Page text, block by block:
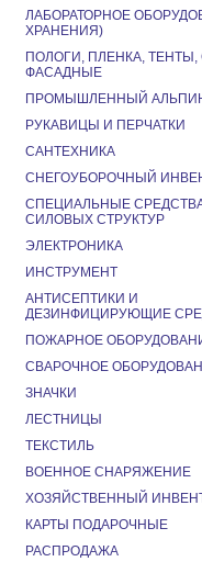
ЛАБОРАТОРНОЕ
ХРАНЕНИЯ)
ПОЛОГИ, ПЛЕНКА, ТЕНТЫ,
ФАСАДНЫЕ
ПРОМЫШЛЕННЫЙ
РУКАВИЦЫ И ПЕРЧАТКИ
САНТЕХНИКА
СНЕГОУБОРОЧНЫЙ
СПЕЦИАЛЬНЫЕ
СИЛОВЫХ СТРУКТУР
ЭЛЕКТРОНИКА
ИНСТРУМЕНТ
АНТИСЕПТИКИ И
ДЕЗИНФИЦИРУЮЩИЕ
ПОЖАРНОЕ
СВАРОЧНОЕ
ЗНАЧКИ
ЛЕСТНИЦЫ
ТЕКСТИЛЬ
ВОЕННОЕ СНАРЯЖЕНИЕ
ХОЗЯЙСТВЕННЫЙ
КАРТЫ ПОДАРОЧНЫЕ
РАСПРОДАЖА